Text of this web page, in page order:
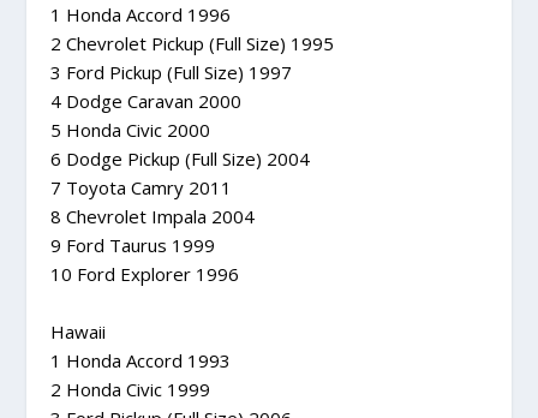
1 Honda Accord 1996
2 Chevrolet Pickup (Full Size) 1995
3 Ford Pickup (Full Size) 1997
4 Dodge Caravan 2000
5 Honda Civic 2000
6 Dodge Pickup (Full Size) 2004
7 Toyota Camry 2011
8 Chevrolet Impala 2004
9 Ford Taurus 1999
10 Ford Explorer 1996
Hawaii
1 Honda Accord 1993
2 Honda Civic 1999